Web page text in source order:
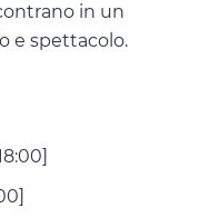
in un
e spettacolo.